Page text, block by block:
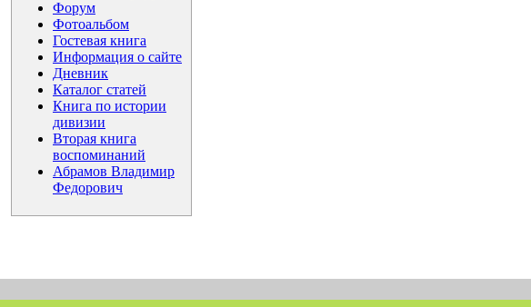
Форум
Фотоальбом
Гостевая книга
Информация о сайте
Дневник
Каталог статей
Книга по истории
дивизии
Вторая книга
воспоминаний
Абрамов Владимир
Федорович